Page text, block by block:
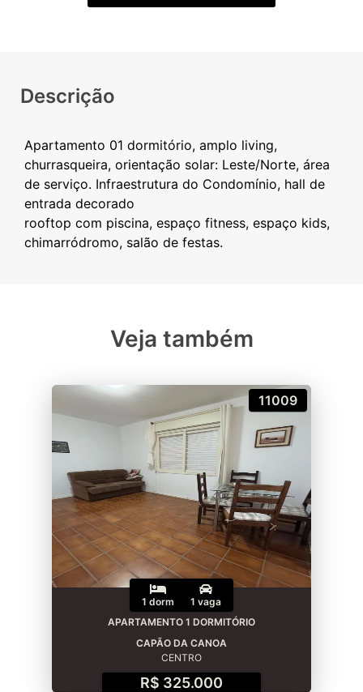
Descrição
Apartamento 01 dormitório, amplo living,
churrasqueira, orientação solar: Leste/Norte, área
de serviço. Infraestrutura do Condomínio, hall de
entrada decorado
rooftop com piscina, espaço fitness, espaço kids,
Veja também
11009
1 dorm
1 vaga
APARTAMENTO 1 DORMITÓRIO
CAPÃO DA CANOA
CENTRO
R$ 325.000